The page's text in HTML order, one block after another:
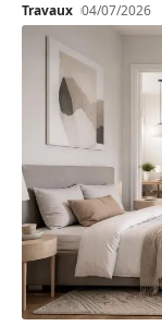
Travaux 04/07/2026